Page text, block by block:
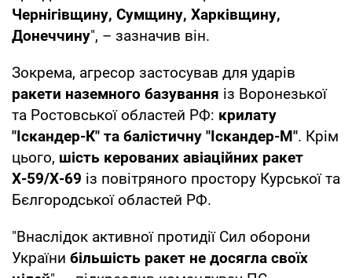
Чернігівщину, Сумщину, Харківщину,
Донеччину", – зазначив він.
Зокрема, агресор застосував для ударів
ракети наземного базування із Воронезької
та Ростовської областей РФ: крилату
"Іскандер-К" та балістичну "Іскандер-М". Крім
цього, шість керованих авіаційних ракет
Х-59/Х-69 із повітряного простору Курської та
Бєлгородської областей РФ.
"Внаслідок активної протидії Сил оборони
України більшість ракет не досягла своїх